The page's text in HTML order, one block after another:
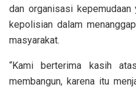
dan organisasi
kepolisian dalam
masyarakat.
“Kami berterima kasih
membangun, karena itu